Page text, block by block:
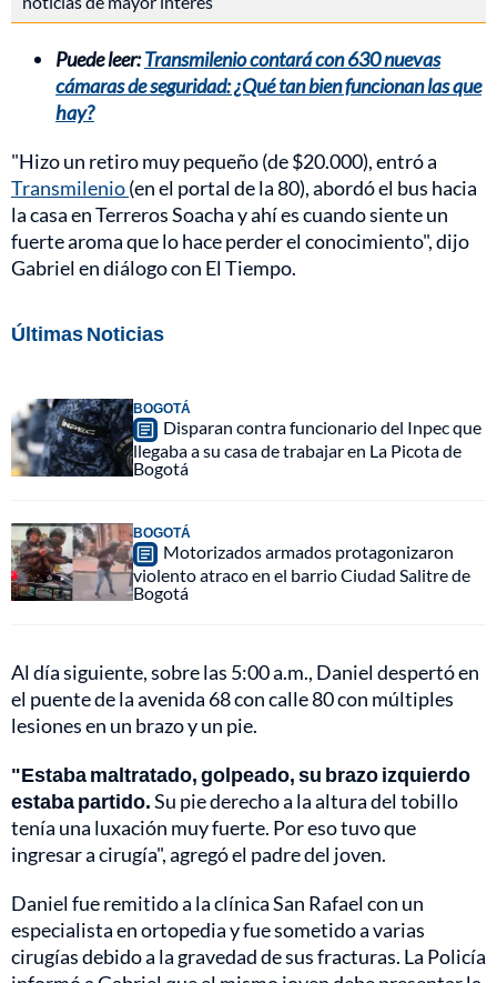
Puede leer:Transmilenio contará con 630 nuevas
cámaras de seguridad: ¿Qué tan bien funcionan las que
hay?
"Hizo un retiro muy pequeño (de $20.000), entró a
Transmilenio(en el portal de la 80), abordó el bus hacia
la casa en Terreros Soacha y ahí es cuando siente un
fuerte aroma que lo hace perder el conocimiento", dijo
Gabriel en diálogo con El Tiempo.
Últimas Noticias
BOGOTÁ
Disparan contra funcionario del Inpec que
llegaba a su casa de trabajar en La Picota de
Bogotá
BOGOTÁ
Motorizados armados protagonizaron
violento atraco en el barrio Ciudad Salitre de
Bogotá
Al día siguiente, sobre las 5:00 a.m., Daniel despertó en
el puente de la avenida 68 con calle 80 con múltiples
lesiones en un brazo y un pie.
"Estaba maltratado, golpeado, su brazo izquierdo
estaba partido.Su pie derecho a la altura del tobillo
tenía una luxación muy fuerte. Por eso tuvo que
ingresar a cirugía", agregó el padre del joven.
Daniel fue remitido a la clínica San Rafael con un
especialista en ortopedia y fue sometido a varias
cirugías debido a la gravedad de sus fracturas. La Policía